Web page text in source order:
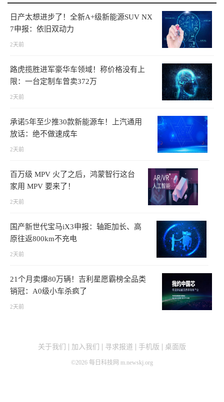
日产太想进步了！全新A+级新能源SUV NX
7申报：依旧双动力
2天前
路虎揽胜进军豪华车领域！称价格没有上
限：一台定制车曾卖372万
2天前
承诺5年至少推30款新能源车！上汽通用
放话：绝不做速成车
2天前
百万级 MPV 火了之后，鸿蒙智行这台
家用 MPV 要来了！
2天前
国产新世代宝马iX3申报：轴距加长、高
原往返800km不充电
2天前
21个月卖爆80万辆！吉利星愿霸榜全品类
销冠：A0级小车杀疯了
2天前
关于我们 加入我们 寻求报道 手机版 桌面版
©2026 每日科技网 m.newskj.org